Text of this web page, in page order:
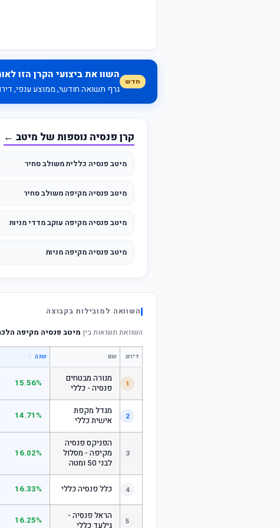
חדש
השוו את ביצועי הקרן הזו
גרף תשואה חודשי, ממוצע ענפי,
קרן פנסיה נוספות של מיטב ←
מיטב פנסיה כללית משולב סחיר
מיטב פנסיה מקיפה משולב סחיר
מיטב פנסיה מקיפה עוקב מדדי מניות
מיטב פנסיה מקיפה מניות
השוואה למובילות בקבוצה
השוואת תשואות בין מיטב פנסיה מקיפה
דירוג שם שנה ↕
1
מנורה מבטחים
פנסיה - כללי
15.56%
2
מגדל מקפת
אישית כללי
14.71%
3
הפניקס פנסיה
מקיפה - מסלול
לבני 50 ומטה
16.02%
4 כלל פנסיה כללי 16.33%
5
הראל פנסיה -
גילעד כללי
16.25%